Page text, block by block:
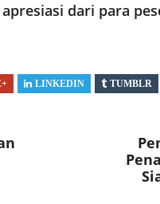
dari para
LINKEDIN TUMBLR